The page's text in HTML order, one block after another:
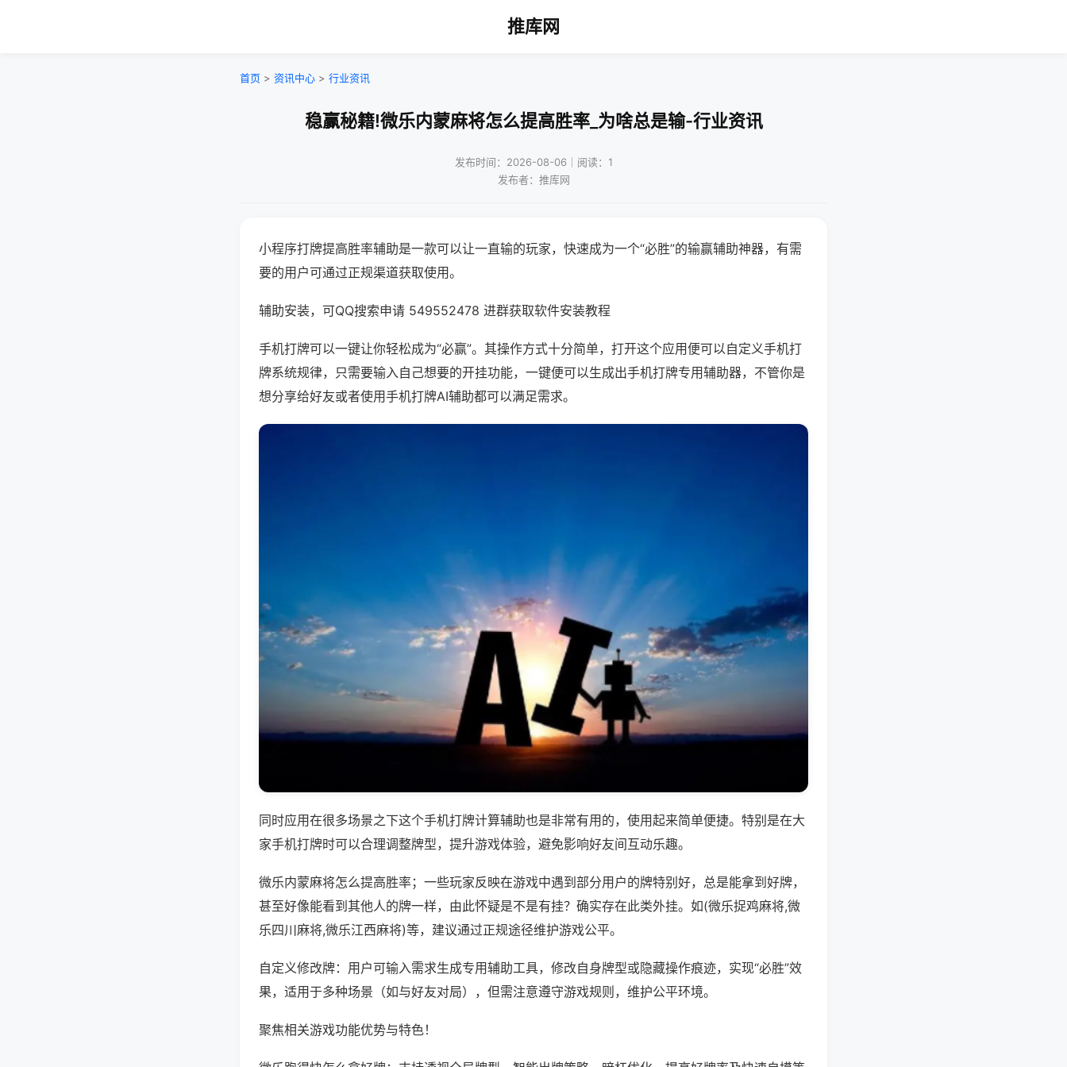
推库网
首页 > 资讯中心 > 行业资讯
稳赢秘籍!微乐内蒙麻将怎么提高胜率_为啥总是输-行业资讯
发布时间：2026-08-06｜阅读：1
发布者：推库网
小程序打牌提高胜率辅助是一款可以让一直输的玩家，快速成为一个“必胜”的输赢辅助神器，有需
要的用户可通过正规渠道获取使用。
辅助安装，可QQ搜索申请 549552478 进群获取软件安装教程
手机打牌可以一键让你轻松成为“必赢”。其操作方式十分简单，打开这个应用便可以自定义手机打
牌系统规律，只需要输入自己想要的开挂功能，一键便可以生成出手机打牌专用辅助器，不管你是
想分享给好友或者使用手机打牌AI辅助都可以满足需求。
同时应用在很多场景之下这个手机打牌计算辅助也是非常有用的，使用起来简单便捷。特别是在大
家手机打牌时可以合理调整牌型，提升游戏体验，避免影响好友间互动乐趣。
微乐内蒙麻将怎么提高胜率；一些玩家反映在游戏中遇到部分用户的牌特别好，总是能拿到好牌，
甚至好像能看到其他人的牌一样，由此怀疑是不是有挂？确实存在此类外挂。如(微乐捉鸡麻将,微
乐四川麻将,微乐江西麻将)等，建议通过正规途径维护游戏公平。
自定义修改牌：用户可输入需求生成专用辅助工具，修改自身牌型或隐藏操作痕迹，实现“必胜”效
果，适用于多种场景（如与好友对局），但需注意遵守游戏规则，维护公平环境。
聚焦相关游戏功能优势与特色！